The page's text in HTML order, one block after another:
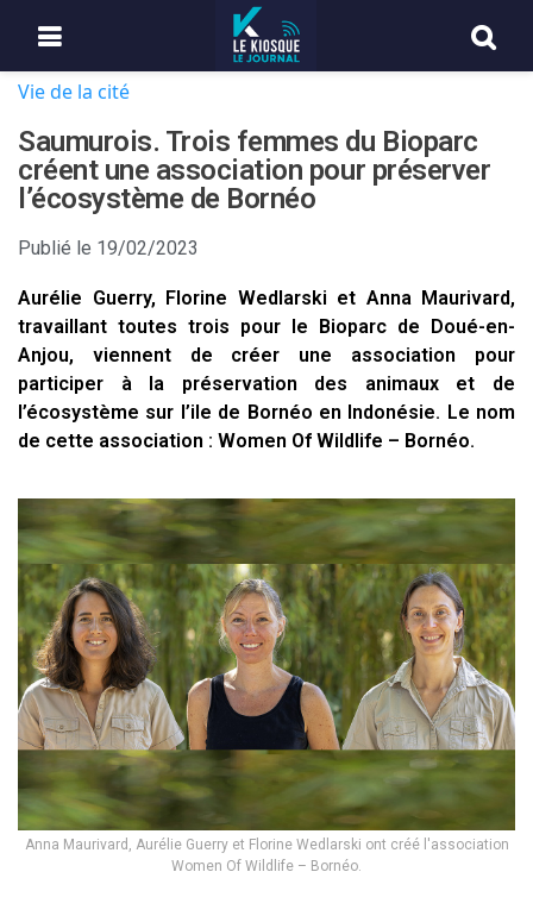
Vie de la cité
Saumurois. Trois femmes du Bioparc
créent une association pour préserver
l’écosystème de Bornéo
Publié le 19/02/2023
Aurélie Guerry, Florine Wedlarski et Anna Maurivard,
travaillant toutes trois pour le Bioparc de Doué-en-
Anjou, viennent de créer une association pour
participer à la préservation des animaux et de
l’écosystème sur l’ile de Bornéo en Indonésie. Le nom
de cette association : Women Of Wildlife – Bornéo.
Anna Maurivard, Aurélie Guerry et Florine Wedlarski ont créé l'association
Women Of Wildlife – Bornéo.